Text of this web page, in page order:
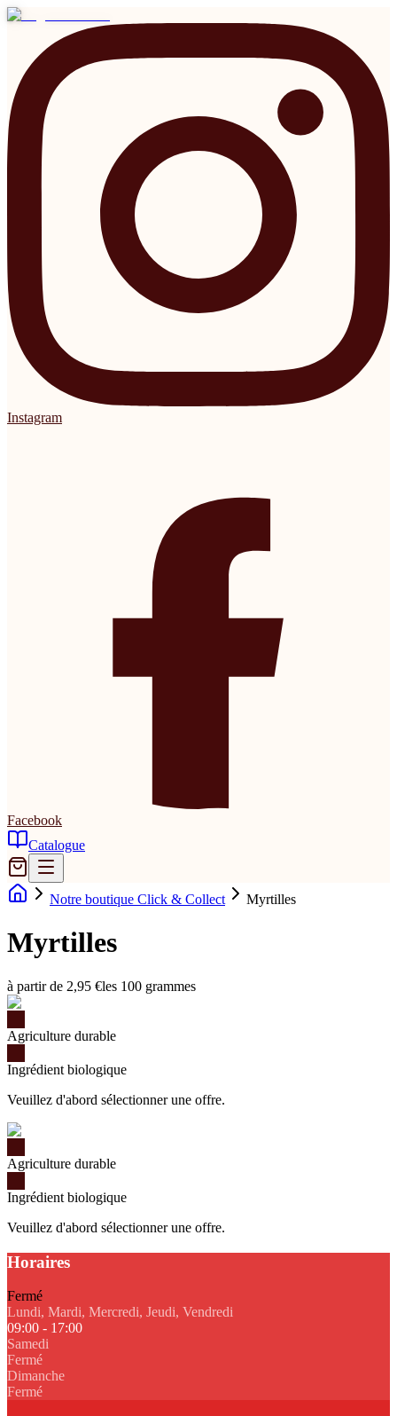
Instagram
Facebook
Catalogue
Notre boutique Click & Collect Myrtilles
Myrtilles
à partir de 2,95 €les 100 grammes
Agriculture durable
Ingrédient biologique
Veuillez d'abord sélectionner une offre.
Agriculture durable
Ingrédient biologique
Veuillez d'abord sélectionner une offre.
Horaires
Fermé
Lundi, Mardi, Mercredi, Jeudi, Vendredi
09:00 - 17:00
Samedi
Fermé
Dimanche
Fermé